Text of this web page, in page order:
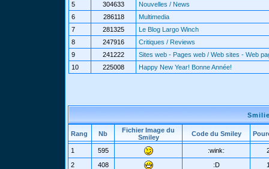
5
304633
Nouvelles / News
6
286118
Multimedia
7
281325
Le Blog Largo Winch
8
247916
Critiques / Reviews
9
241222
Sites web - Pages web / Web sites - Web
10
225008 Happy New Year! Bonne Année!
Rang Nb
Fichier Image du
Smiley
Code du Smiley
1 595 :wink:
2
408 :D